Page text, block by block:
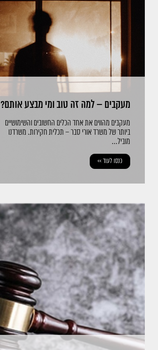
מעקבים – למה זה טוב ומי מבצע אותם?
מעקבים מהווים את אחד הכלים החשובים והשימושיים
ביותר של משרד אורי סבר – תכלית חקירות. משרדנו
מוביל...
כנסו לעוד >>